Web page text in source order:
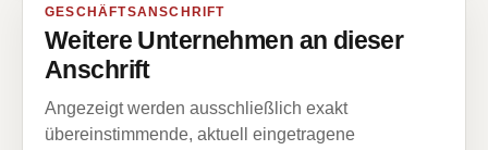
GESCHÄFTSANSCHRIFT
Weitere Unternehmen an dieser
Anschrift
Angezeigt werden ausschließlich exakt
übereinstimmende, aktuell eingetragene